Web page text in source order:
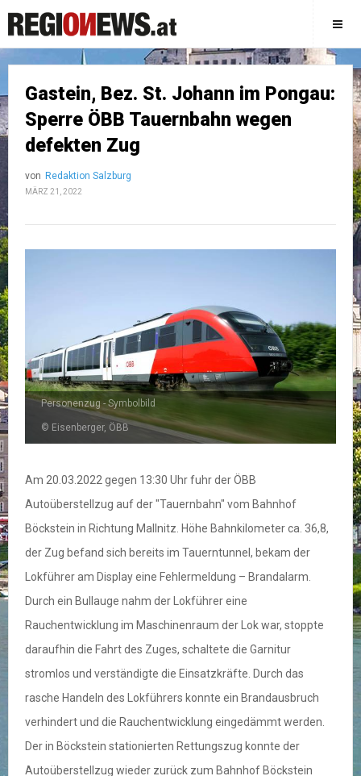
Gastein, Bez. St. Johann im Pongau:
Sperre ÖBB Tauernbahn wegen
defekten Zug
von Redaktion Salzburg
MÄRZ 21, 2022
Personenzug - Symbolbild
© Eisenberger, ÖBB
Am 20.03.2022 gegen 13:30 Uhr fuhr der ÖBB
Autoüberstellzug auf der "Tauernbahn" vom Bahnhof
Böckstein in Richtung Mallnitz. Höhe Bahnkilometer ca. 36,8,
der Zug befand sich bereits im Tauerntunnel, bekam der
Lokführer am Display eine Fehlermeldung – Brandalarm.
Durch ein Bullauge nahm der Lokführer eine
Rauchentwicklung im Maschinenraum der Lok war, stoppte
daraufhin die Fahrt des Zuges, schaltete die Garnitur
stromlos und verständigte die Einsatzkräfte. Durch das
rasche Handeln des Lokführers konnte ein Brandausbruch
verhindert und die Rauchentwicklung eingedämmt werden.
Der in Böckstein stationierten Rettungszug konnte der
Autoüberstellzug wieder zurück zum Bahnhof Böckstein